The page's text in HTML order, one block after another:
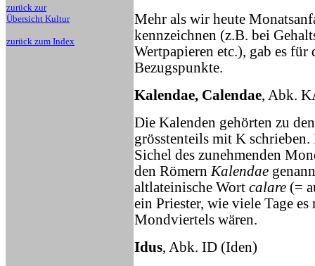
zurück zur
Übersicht Kultur
zurück zum Index
Mehr als wir heute
kennzeichnen (z.B. bei
Wertpapieren etc.), gab es
Bezugspunkte.
Kalendae, Calendae, Abk.
Die Kalenden gehörten zu
grösstenteils mit K
Sichel des zunehmenden
den Römern Kalendae
altlateinische Wort calare (=
ein Priester, wie viele Tage
Mondviertels wären.
Idus, Abk. ID (Iden)